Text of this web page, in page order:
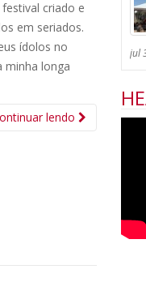
criado e
em seriados.
ídolos no
minha longa
lendo
jul